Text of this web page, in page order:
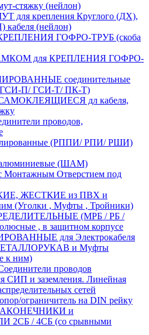
стяжку (нейлон)
для крепления Круглого (ДХ),
кабеля (нейлон)
ГОФРО-ТРУБ (скоба
для КРЕПЛЕНИЯ ГОФРО-
соединительные
П/ ГСИ-Т/ ПК-Т)
дл кабеля,
проводов,
(РППИ/ РПИ/ РШИ)
(ШАМ)
Отверстием под
ЖЕСТКИЕ из ПВХ и
(Уголки , Муфты , Тройники)
(МРБ / РБ /
, в защитном корпусе
для Электрокабеля
и Муфты
к ним)
проводов
и заземления. Линейная
сетей
ограничитель на DIN рейку
и
2СБ / 4СБ (со срывными